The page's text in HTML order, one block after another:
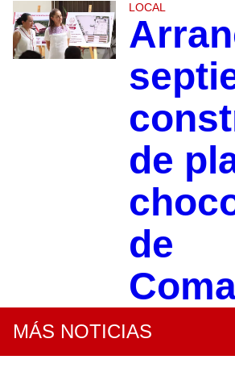
LOCAL
de
de
MÁS NOTICIAS